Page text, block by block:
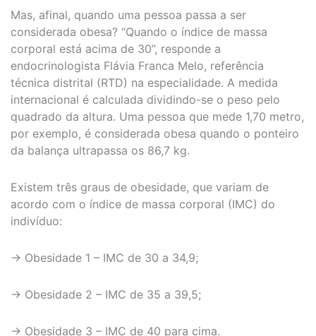
Mas, afinal, quando uma pessoa passa a ser
considerada obesa? “Quando o índice de massa
corporal está acima de 30”, responde a
endocrinologista Flávia Franca Melo, referência
técnica distrital (RTD) na especialidade. A medida
internacional é calculada dividindo-se o peso pelo
quadrado da altura. Uma pessoa que mede 1,70 metro,
por exemplo, é considerada obesa quando o ponteiro
da balança ultrapassa os 86,7 kg.
‌Existem três graus de obesidade, que variam de
acordo com o índice de massa corporal (IMC) do
indivíduo:
-> Obesidade 1 – IMC de 30 a 34,9;
-> Obesidade 2 – IMC de 35 a 39,5;
-> Obesidade 3 – IMC de 40 para cima.